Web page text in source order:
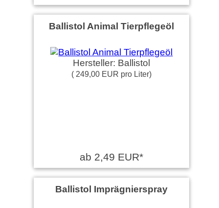
Ballistol Animal Tierpflegeöl
Hersteller: Ballistol
( 249,00 EUR pro Liter)
ab 2,49 EUR*
Ballistol Imprägnierspray